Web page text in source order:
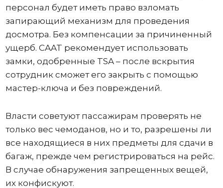
персонал будет иметь право взломать
запирающий механизм для проведения
досмотра. Без компенсации за причиненный
ущерб. CAAT рекомендует использовать
замки, одобренные TSA – после вскрытия
сотрудник сможет его закрыть с помощью
мастер-ключа и без повреждений.
Власти советуют пассажирам проверять не
только вес чемоданов, но и то, разрешены ли
все находящиеся в них предметы для сдачи в
багаж, прежде чем регистрироваться на рейс.
В случае обнаружения запрещенных вещей,
их конфискуют.